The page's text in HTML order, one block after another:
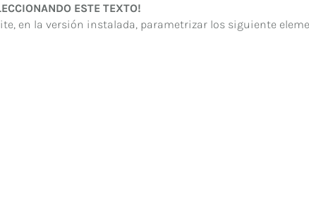
ESTE TEXTO!
en la versión instalada, parametrizar los siguiente